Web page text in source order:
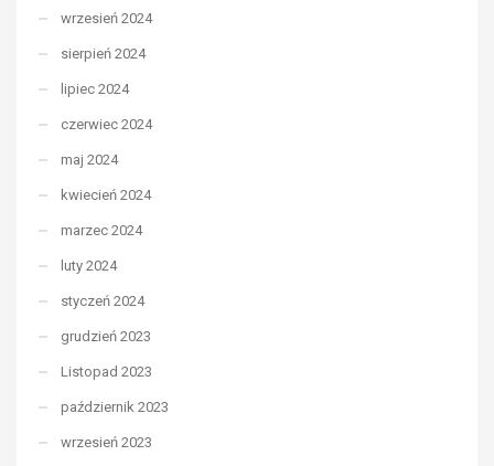
wrzesień 2024
sierpień 2024
lipiec 2024
czerwiec 2024
maj 2024
kwiecień 2024
marzec 2024
luty 2024
styczeń 2024
grudzień 2023
Listopad 2023
październik 2023
wrzesień 2023